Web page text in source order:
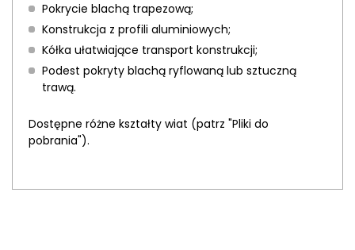
Pokrycie blachą trapezową;
Konstrukcja z profili aluminiowych;
Kółka ułatwiające transport konstrukcji;
Podest pokryty blachą ryflowaną lub sztuczną
trawą.
Dostępne różne kształty wiat (patrz "Pliki do
pobrania").